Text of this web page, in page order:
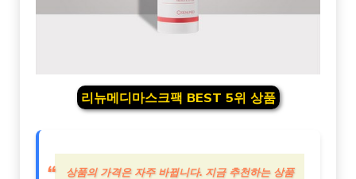
리뉴메디마스크팩 BEST 5위 상품
상품의 가격은 자주 바뀝니다. 지금 추천하는 상품